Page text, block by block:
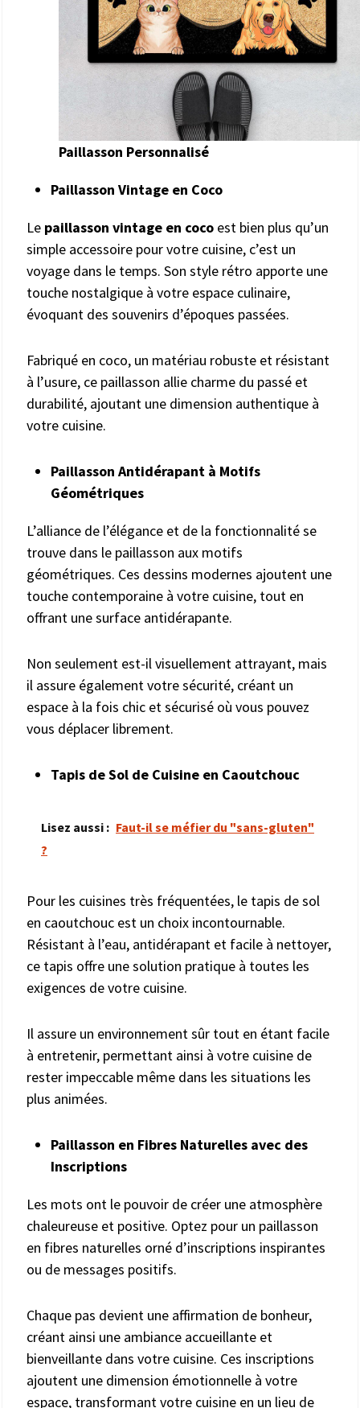
Paillasson Personnalisé
Paillasson Vintage en Coco
Le paillasson vintage en coco est bien plus qu’un
simple accessoire pour votre cuisine, c’est un
voyage dans le temps. Son style rétro apporte une
touche nostalgique à votre espace culinaire,
évoquant des souvenirs d’époques passées.
Fabriqué en coco, un matériau robuste et résistant
à l’usure, ce paillasson allie charme du passé et
durabilité, ajoutant une dimension authentique à
votre cuisine.
Paillasson Antidérapant à Motifs
Géométriques
L’alliance de l’élégance et de la fonctionnalité se
trouve dans le paillasson aux motifs
géométriques. Ces dessins modernes ajoutent une
touche contemporaine à votre cuisine, tout en
offrant une surface antidérapante.
Non seulement est-il visuellement attrayant, mais
il assure également votre sécurité, créant un
espace à la fois chic et sécurisé où vous pouvez
vous déplacer librement.
Tapis de Sol de Cuisine en Caoutchouc
Lisez aussi : Faut-il se méfier du "sans-gluten"
?
Pour les cuisines très fréquentées, le tapis de sol
en caoutchouc est un choix incontournable.
Résistant à l’eau, antidérapant et facile à nettoyer,
ce tapis offre une solution pratique à toutes les
exigences de votre cuisine.
Il assure un environnement sûr tout en étant facile
à entretenir, permettant ainsi à votre cuisine de
rester impeccable même dans les situations les
plus animées.
Paillasson en Fibres Naturelles avec des
Inscriptions
Les mots ont le pouvoir de créer une atmosphère
chaleureuse et positive. Optez pour un paillasson
en fibres naturelles orné d’inscriptions inspirantes
ou de messages positifs.
Chaque pas devient une affirmation de bonheur,
créant ainsi une ambiance accueillante et
bienveillante dans votre cuisine. Ces inscriptions
ajoutent une dimension émotionnelle à votre
espace, transformant votre cuisine en un lieu de